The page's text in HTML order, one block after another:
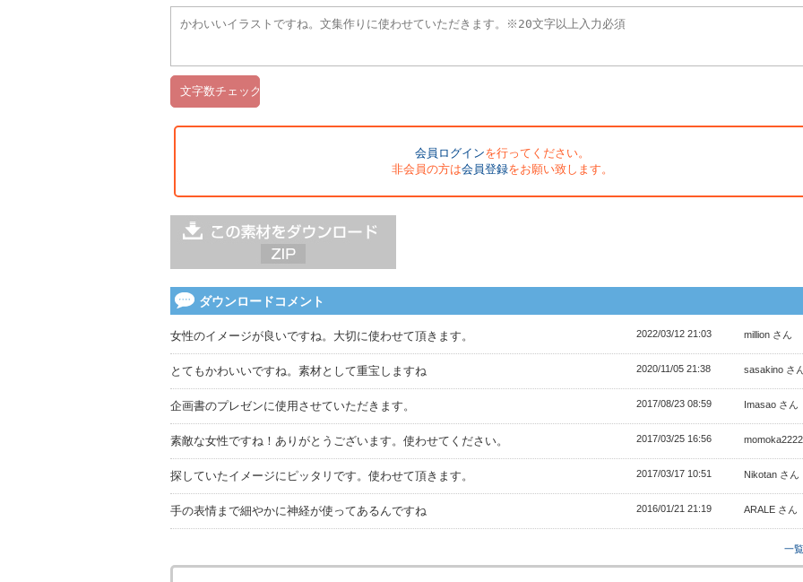
会員ログインを行ってください。
非会員の方は会員登録をお願い致します。
ダウンロードコメント
女性のイメージが良いですね。大切に使わせて頂きます。 2022/03/12 21:03 million さん
とてもかわいいですね。素材として重宝しますね 2020/11/05 21:38 sasakino さ
企画書のプレゼンに使用させていただきます。 2017/08/23 08:59 Imasao さん
素敵な女性ですね！ありがとうございます。使わせてください。 2017/03/25 16:56
探していたイメージにピッタリです。使わせて頂きます。 2017/03/17 10:51 Nikotan さん
手の表情まで細やかに神経が使ってあるんですね 2016/01/21 21:19 ARALE さん
一